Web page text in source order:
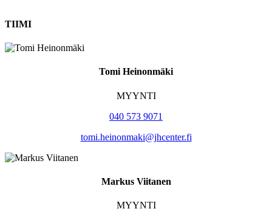
TIIMI
Tomi Heinonmäki
MYYNTI
040 573 9071
tomi.heinonmaki@jhcenter.fi
Markus Viitanen
MYYNTI